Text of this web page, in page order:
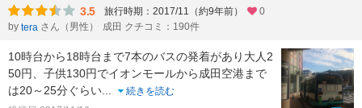
3.5 旅行時期：2017/11（約9年前）
0
by tera さん（男性） 成田 クチコミ：190件
10時台から18時台まで7本のバスの発着があり大人2
50円、子供130円でイオンモールから成田空港まで
は20～25分ぐらい...
続きを読む